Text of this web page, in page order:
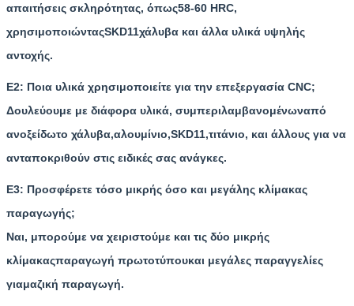
απαιτήσεις σκληρότητας, όπως58-60 HRC,
χρησιμοποιώνταςSKD11χάλυβα και άλλα υλικά υψηλής
αντοχής.
Ε2: Ποια υλικά χρησιμοποιείτε για την επεξεργασία CNC;
Δουλεύουμε με διάφορα υλικά, συμπεριλαμβανομένωναπό
ανοξείδωτο χάλυβα,αλουμίνιο,SKD11,τιτάνιο, και άλλους για να
ανταποκριθούν στις ειδικές σας ανάγκες.
Ε3: Προσφέρετε τόσο μικρής όσο και μεγάλης κλίμακας
παραγωγής;
Ναι, μπορούμε να χειριστούμε και τις δύο μικρής
κλίμακαςπαραγωγή πρωτοτύπουκαι μεγάλες παραγγελίες
γιαμαζική παραγωγή.